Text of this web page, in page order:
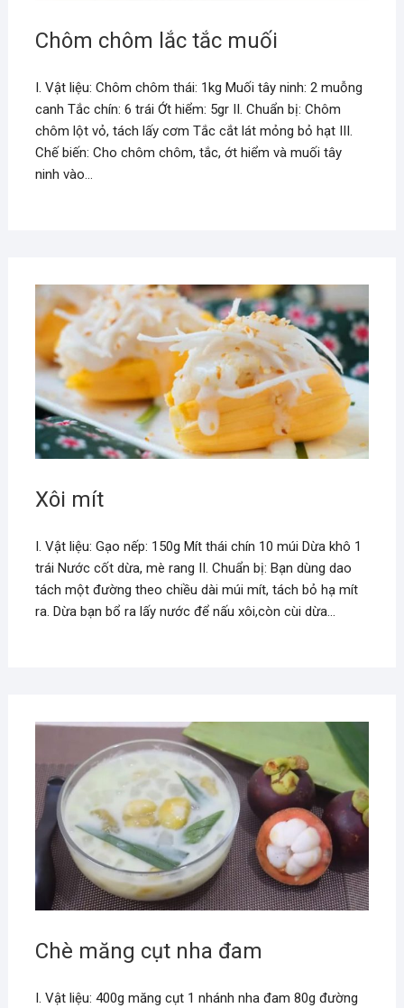
Chôm chôm lắc tắc muối
I. Vật liệu: Chôm chôm thái: 1kg Muối tây ninh: 2 muỗng
canh Tắc chín: 6 trái Ớt hiểm: 5gr II. Chuẩn bị: Chôm
chôm lột vỏ, tách lấy cơm Tắc cắt lát mỏng bỏ hạt III.
Chế biến: Cho chôm chôm, tắc, ớt hiểm và muối tây
ninh vào…
Xôi mít
I. Vật liệu: Gạo nếp: 150g Mít thái chín 10 múi Dừa khô 1
trái Nước cốt dừa, mè rang II. Chuẩn bị: Bạn dùng dao
tách một đường theo chiều dài múi mít, tách bỏ hạ mít
ra. Dừa bạn bổ ra lấy nước để nấu xôi,còn cùi dừa…
Chè măng cụt nha đam
I. Vật liệu: 400g măng cụt 1 nhánh nha đam 80g đường